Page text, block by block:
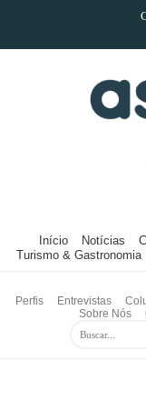
Início Notícias
Turismo & Gastronomia
Perfis Entrevistas
Sobre Nós